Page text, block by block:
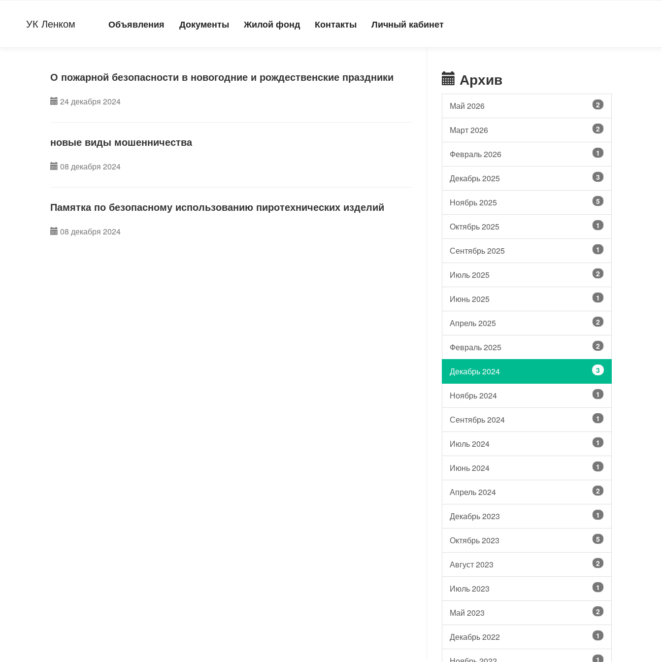
УК Ленком Объявления Документы Жилой фонд Контакты Личный кабинет
О пожарной безопасности в новогодние и рождественские праздники
24 декабря 2024
новые виды мошенничества
08 декабря 2024
Памятка по безопасному использованию пиротехнических изделий
08 декабря 2024
Архив
Май 2026 2
Март 2026 2
Февраль 2026 1
Декабрь 2025 3
Ноябрь 2025 5
Октябрь 2025 1
Сентябрь 2025 1
Июль 2025 2
Июнь 2025 1
Апрель 2025 2
Февраль 2025 2
Декабрь 2024 3
Ноябрь 2024 1
Сентябрь 2024 1
Июль 2024 1
Июнь 2024 1
Апрель 2024 2
Декабрь 2023 1
Октябрь 2023 5
Август 2023 2
Июль 2023 1
Май 2023 2
Декабрь 2022 1
1